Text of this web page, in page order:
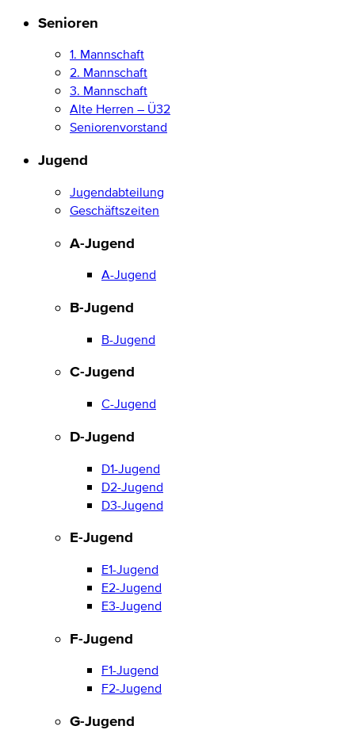
Senioren
1. Mannschaft
2. Mannschaft
3. Mannschaft
Alte Herren – Ü32
Seniorenvorstand
Jugend
Jugendabteilung
Geschäftszeiten
A-Jugend
A-Jugend
B-Jugend
B-Jugend
C-Jugend
C-Jugend
D-Jugend
D1-Jugend
D2-Jugend
D3-Jugend
E-Jugend
E1-Jugend
E2-Jugend
E3-Jugend
F-Jugend
F1-Jugend
F2-Jugend
G-Jugend